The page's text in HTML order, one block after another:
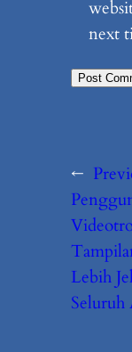
next
←
Lebih
Seluruh